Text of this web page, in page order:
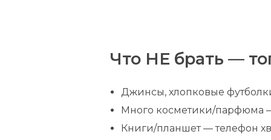
Что НЕ брать —
Джинсы, хлопковые
Много косметики/парфюма
Книги/планшет — телефон